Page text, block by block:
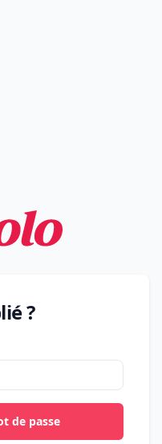
?
de passe